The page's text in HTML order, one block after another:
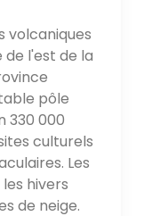
région
de
et du
escarpées du
et aux eaux
une gamme
Qu'il s'agisse
des
dans la riche
volcaniques
l'est de la
pôle
330 000
culturels
Les
hivers
de neige.